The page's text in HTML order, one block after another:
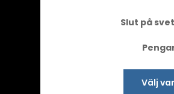
Slut på
Välj